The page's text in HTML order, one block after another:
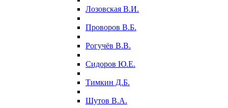
Лозовская В.И.
Проворов В.Б.
Рогучёв В.В.
Сидоров Ю.Е.
Тимкин Д.Б.
Шутов В.А.